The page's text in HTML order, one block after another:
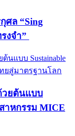
ศล “Sing
งจำ”
วยต้นแบบ
าหกรรม MICE